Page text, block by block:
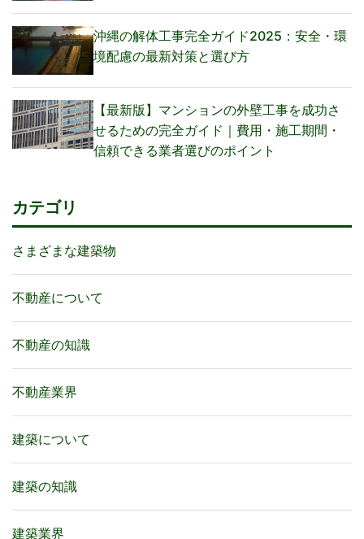
沖縄の解体工事完全ガイド2025：安全・環
境配慮の最新対策と選び方
【最新版】マンションの外壁工事を成功さ
せるための完全ガイド｜費用・施工期間・
信頼できる業者選びのポイント
カテゴリ
さまざまな建築物
不動産について
不動産の知識
不動産業界
建築について
建築の知識
建築業界